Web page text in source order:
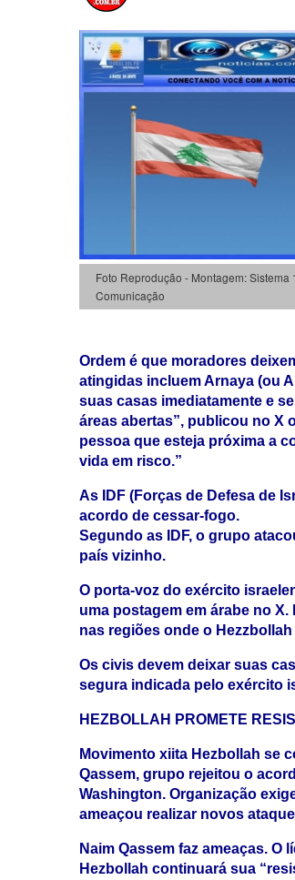
Foto Reprodução - Montagem: Sistema
Comunicação
Ordem é que moradores
atingidas incluem Arnaya (ou
suas casas imediatamente e
áreas abertas”, publicou no X
pessoa que esteja próxima a
vida em risco.”
As IDF (Forças de Defesa de
acordo de cessar-fogo.
Segundo as IDF, o grupo
país vizinho.
O porta-voz do exército
uma postagem em árabe no
nas regiões onde o Hezzbollah
Os civis devem deixar suas
segura indicada pelo exército
HEZBOLLAH PROMETE
Movimento xiita Hezbollah se
Qassem, grupo rejeitou o
Washington. Organização
ameaçou realizar novos
Naim Qassem faz ameaças.
Hezbollah continuará sua